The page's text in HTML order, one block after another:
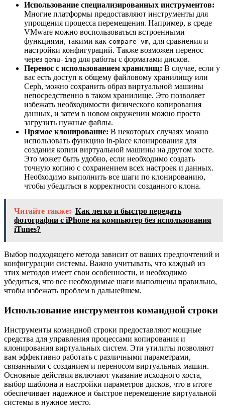
Использование специализированных инструментов:
Многие платформы предоставляют инструменты для
упрощения процесса перемещения. Например, в среде
VMware можно воспользоваться встроенными
функциями, такими как compare-vm, для сравнения и
настройки конфигураций. Также возможен перенос
через qemu-img для работы с форматами дисков.
Перенос с использованием хранилищ: В случае, если у
вас есть доступ к общему файловому хранилищу или
Ceph, можно сохранить образ виртуальной машины
непосредственно в таком хранилище. Это позволяет
избежать необходимости физического копирования
данных, и затем в новом окружении можно просто
загрузить нужные файлы.
Прямое клонирование: В некоторых случаях можно
использовать функцию in-place клонирования для
создания копии виртуальной машины на другом хосте.
Это может быть удобно, если необходимо создать
точную копию с сохранением всех настроек и данных.
Необходимо выполнить все шаги по клонированию,
чтобы убедиться в корректности созданного клона.
Читайте также: Как легко и быстро передать
фотографии с iPhone на компьютер без использования
iTunes?
Выбор подходящего метода зависит от ваших предпочтений и
конфигурации системы. Важно учитывать, что каждый из
этих методов имеет свои особенности, и необходимо
убедиться, что все необходимые шаги выполнены правильно,
чтобы избежать проблем в дальнейшем.
Использование инструментов командной строки
Инструменты командной строки предоставляют мощные
средства для управления процессами копирования и
клонирования виртуальных систем. Эти утилиты позволяют
вам эффективно работать с различными параметрами,
связанными с созданием и переносом виртуальных машин.
Основные действия включают указание исходного хоста,
выбор шаблона и настройки параметров дисков, что в итоге
обеспечивает надежное и быстрое перемещение виртуальной
системы в нужное место.